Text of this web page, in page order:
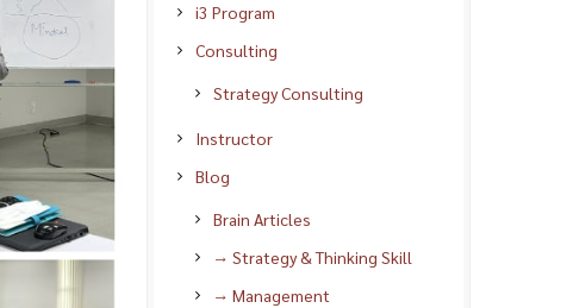
i3 Program
Consulting
Strategy Consulting
Instructor
Blog
Brain Articles
→ Strategy & Thinking Skill
→ Management